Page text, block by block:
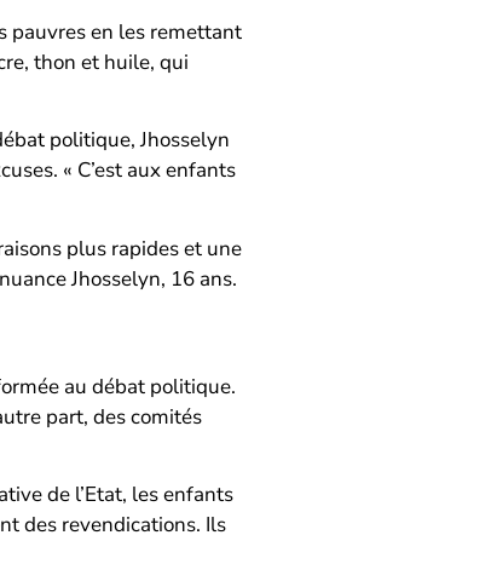
pauvres en les remettant
thon et huile, qui
politique, Jhosselyn
« C’est aux enfants
plus rapides et une
Jhosselyn, 16 ans.
au débat politique.
part, des comités
de l’Etat, les enfants
des revendications. Ils